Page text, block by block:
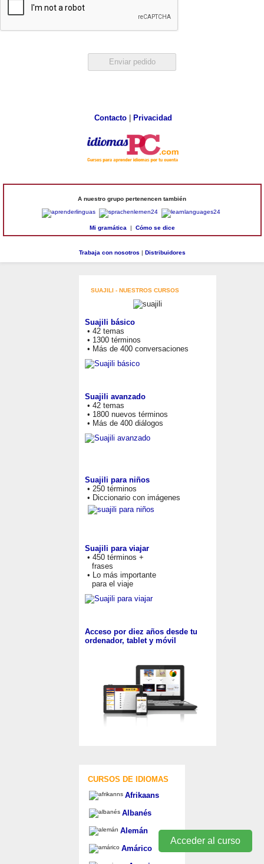
Acceder al curso
Contacto| Privacidad
A nuestro grupo pertenencen también
Mi gramática | Cómo se dice
Trabaja con nosotros | Distribuidores
SUAJILI - NUESTROS CURSOS
Suajili básico
• 42 temas
• 1300 términos
• Más de 400 conversaciones
Suajili avanzado
• 42 temas
• 1800 nuevos términos
• Más de 400 diálogos
Suajili para niños
• 250 términos
• Diccionario con imágenes
Suajili para viajar
• 450 términos +
frases
• Lo más importante
para el viaje
Acceso por diez años desde tu
ordenador, tablet y móvil
CURSOS DE IDIOMAS
Afrikaans
Albanés
Alemán
Amárico